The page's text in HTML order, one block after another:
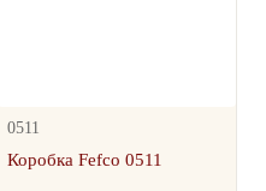
0511
Коробка Fefco 0511